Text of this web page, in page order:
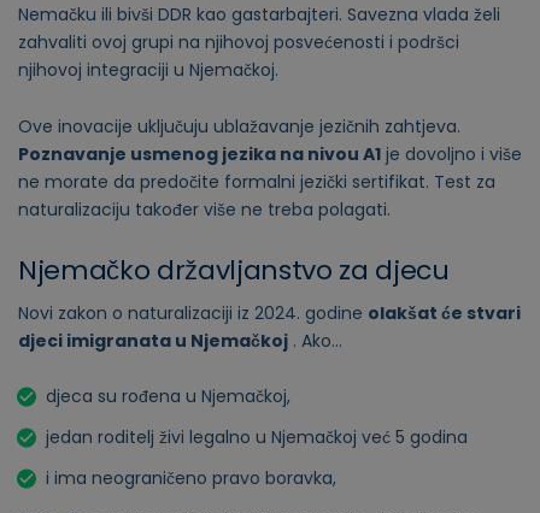
Nemačku ili bivši DDR kao gastarbajteri. Savezna vlada želi
zahvaliti ovoj grupi na njihovoj posvećenosti i podršci
njihovoj integraciji u Njemačkoj.
Ove inovacije uključuju ublažavanje jezičnih zahtjeva.
Poznavanje usmenog jezika na nivou A1 je dovoljno i više
ne morate da predočite formalni jezički sertifikat. Test za
naturalizaciju također više ne treba polagati.
Njemačko državljanstvo za djecu
Novi zakon o naturalizaciji iz 2024. godine olakšat će stvari
djeci imigranata u Njemačkoj . Ako…
djeca su rođena u Njemačkoj,
jedan roditelj živi legalno u Njemačkoj već 5 godina
i ima neograničeno pravo boravka,